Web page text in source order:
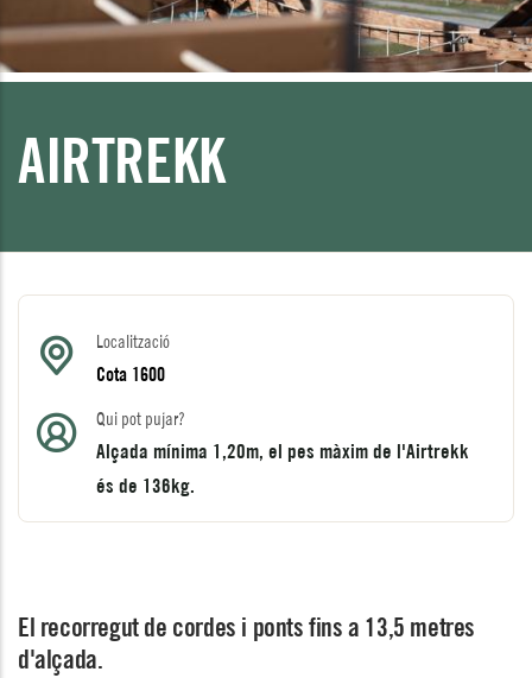
AIRTREKK
Localització
Cota 1600
Qui pot pujar?
Alçada mínima 1,20m, el pes màxim de l'Airtrekk
és de 136kg.
El recorregut de cordes i ponts fins a 13,5 metres
d'alçada.